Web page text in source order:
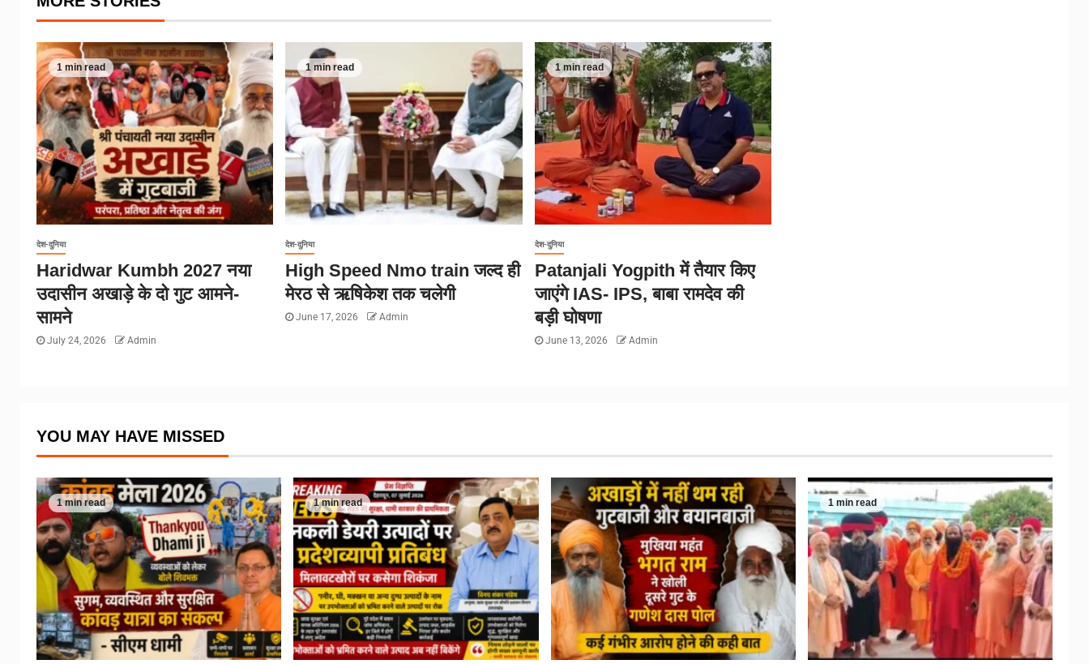
1 min read
देश-दुनिया
Haridwar Kumbh 2027 नया
उदासीन अखाड़े के दो गुट आमने-
सामने
July 24, 2026 Admin
1 min read
देश-दुनिया
High Speed Nmo train जल्द ही
मेरठ से ऋषिकेश तक चलेगी
June 17, 2026 Admin
1 min read
देश-दुनिया
Patanjali Yogpith में तैयार किए
जाएंगे IAS- IPS, बाबा रामदेव की
बड़ी घोषणा
June 13, 2026 Admin
YOU MAY HAVE MISSED
1 min read 1 min read 1 min read